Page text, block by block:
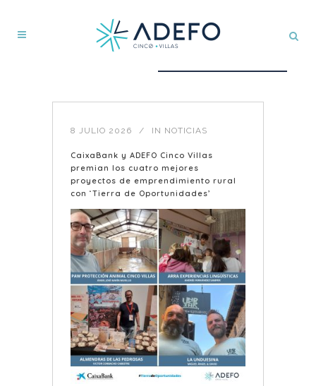
8 JULIO 2026 IN NOTICIAS
CaixaBank y ADEFO Cinco Villas
premian los cuatro mejores
proyectos de emprendimiento rural
con ‘Tierra de Oportunidades’